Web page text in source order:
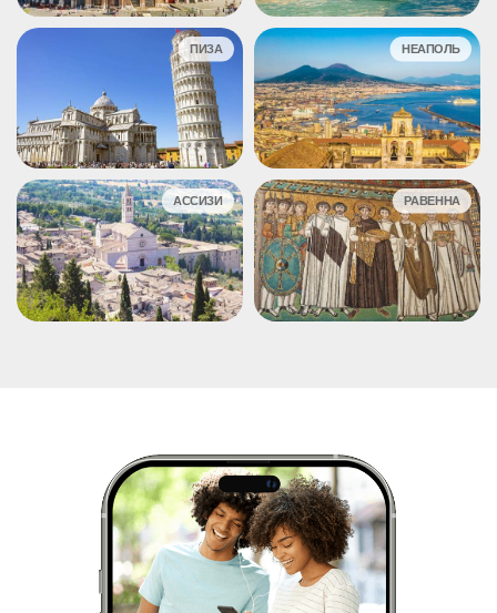
ПИЗА НЕАПОЛЬ
АССИЗИ РАВЕННА